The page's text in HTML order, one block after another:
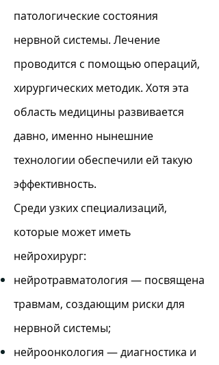
патологические состояния
нервной системы. Лечение
проводится с помощью операций,
хирургических методик. Хотя эта
область медицины развивается
давно, именно нынешние
технологии обеспечили ей такую
эффективность.
Среди узких специализаций,
которые может иметь
нейрохирург:
нейротравматология — посвящена
травмам, создающим риски для
нервной системы;
нейроонкология — диагностика и